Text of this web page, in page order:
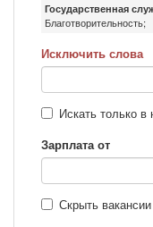
Государственная
Благотворительность;
Исключить слова
Искать только в
Зарплата от
Скрыть